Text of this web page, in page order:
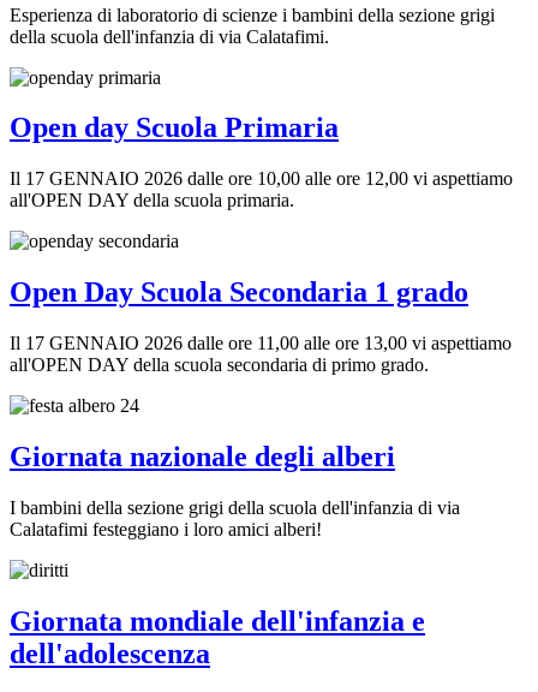
Esperienza di laboratorio di scienze i bambini della sezione grigi
della scuola dell'infanzia di via Calatafimi.
Open day Scuola Primaria
Il 17 GENNAIO 2026 dalle ore 10,00 alle ore 12,00 vi aspettiamo
all'OPEN DAY della scuola primaria.
Open Day Scuola Secondaria 1 grado
Il 17 GENNAIO 2026 dalle ore 11,00 alle ore 13,00 vi aspettiamo
all'OPEN DAY della scuola secondaria di primo grado.
Giornata nazionale degli alberi
I bambini della sezione grigi della scuola dell'infanzia di via
Calatafimi festeggiano i loro amici alberi!
Giornata mondiale dell'infanzia e
dell'adolescenza